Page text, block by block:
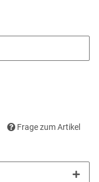
Frage zum Artikel